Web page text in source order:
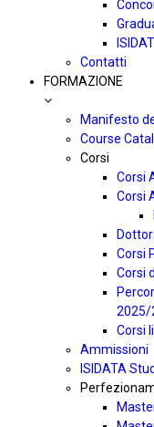
Contatti
FORMAZIONE
Manifesto
Course
Corsi
Corsi
Corsi
Corsi
Corsi
2025/
Corsi
Ammissioni
ISIDATA